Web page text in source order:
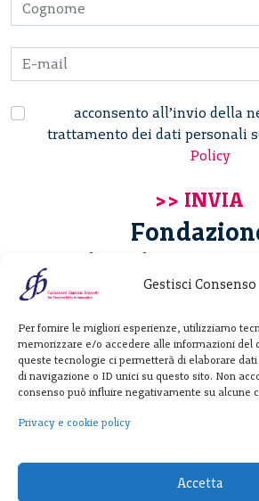
Gestisci Consenso
Per fornire le migliori esperienze, utilizziamo
memorizzare e/o accedere alle informazioni del
queste tecnologie ci permetterà di elaborare
di navigazione o ID unici su questo sito. Non
consenso può influire negativamente su alcune
Privacy e cookie policy
Accetta
acconsento all’invio della
trattamento dei dati personali
Policy
Giannino
20122 Milano -
T. +39 02 781933
F. + 39 02
p.i. 12520270153